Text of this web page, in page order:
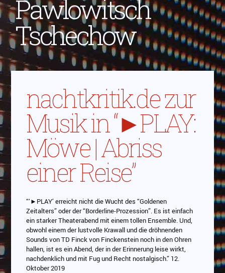
Pawlowitsch
Tschechow
nachtkritik.de zur
Musik in “►PLAY:
Möwe | Abriss
einer Reise”
“‘►PLAY’ erreicht nicht die Wucht des “Goldenen
Zeitalters” oder der “Borderline-Prozession”. Es ist einfach
ein starker Theaterabend mit einem tollen Ensemble. Und,
obwohl einem der lustvolle Krawall und die dröhnenden
Sounds von TD Finck von Finckenstein noch in den Ohren
hallen, ist es ein Abend, der in der Erinnerung leise wirkt,
nachdenklich und mit Fug und Recht nostalgisch.” 12.
Oktober 2019